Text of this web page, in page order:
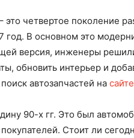
это четвертое поколение
год. В основном это
версия, инженеры
обновить интерьер и
автозапчастей на сайте
90-х гг. Это был
Стоит ли